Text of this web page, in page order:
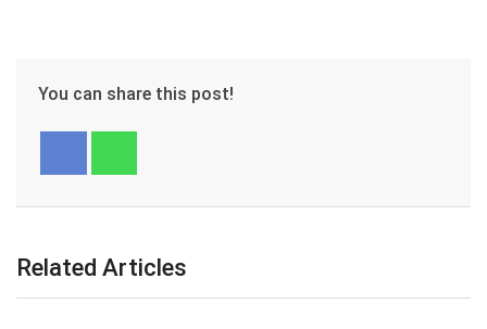
You can share this post!
Related Articles